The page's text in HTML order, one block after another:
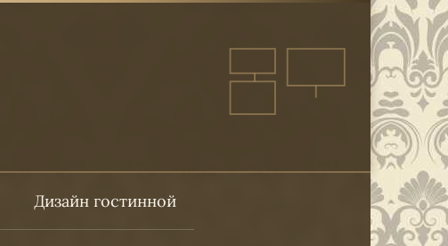
Дизайн гостинной